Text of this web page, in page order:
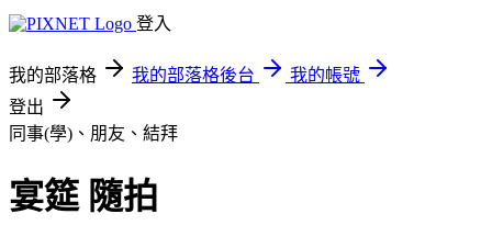
登入
我的部落格 我的部落格後台
我的帳號
登出
同事(學)、朋友、結拜
宴筵 隨拍